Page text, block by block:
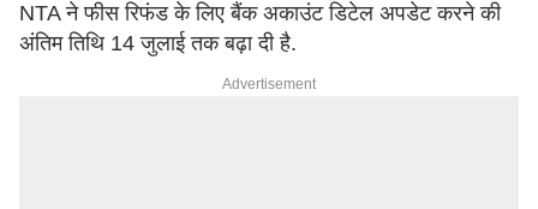
NTA ने फीस रिफंड के लिए बैंक अकाउंट डिटेल अपडेट करने की
अंतिम तिथि 14 जुलाई तक बढ़ा दी है.
Advertisement